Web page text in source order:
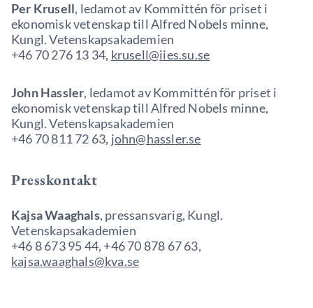
Per Krusell, ledamot av Kommittén för priset i
ekonomisk vetenskap till Alfred Nobels minne,
Kungl. Vetenskapsakademien
+46 70 276 13 34, krusell@iies.su.se
John Hassler, ledamot av Kommittén för priset i
ekonomisk vetenskap till Alfred Nobels minne,
Kungl. Vetenskapsakademien
+46 70 811 72 63, john@hassler.se
Presskontakt
Kajsa Waaghals, pressansvarig, Kungl.
Vetenskapsakademien
+46 8 673 95 44, +46 70 878 67 63,
kajsa.waaghals@kva.se